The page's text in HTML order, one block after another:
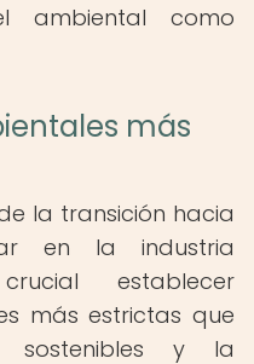
ambiental como
más
la transición hacia
en la industria
establecer
más estrictas que
sostenibles y la